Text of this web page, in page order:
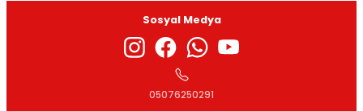
Gönder
Sosyal Medya
05076250291